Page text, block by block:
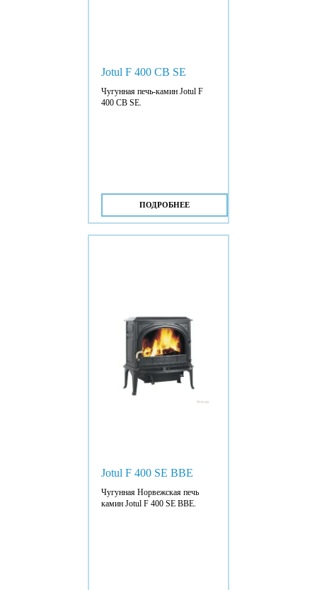
Jotul F 400 CB SE
Чугунная печь-камин Jotul F
400 CB SE.
ПОДРОБНЕЕ
Jotul F 400 SE BBE
Чугунная Норвежская печь
камин Jotul F 400 SE BBE.